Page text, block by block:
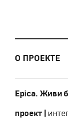
О ПРОЕКТЕ
Epica. Живи
проект |